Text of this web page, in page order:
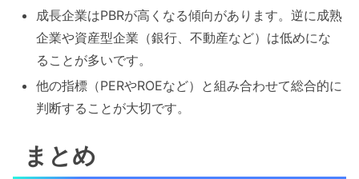
成長企業はPBRが高くなる傾向があります。逆に成熟
企業や資産型企業（銀行、不動産など）は低めにな
ることが多いです。
他の指標（PERやROEなど）と組み合わせて総合的に
判断することが大切です。
まとめ